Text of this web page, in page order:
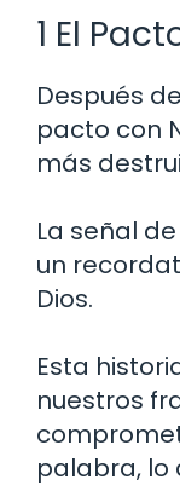
1 El
Después
pacto con
más
La señal
un
Dios.
Esta
nuestros
palabra, lo